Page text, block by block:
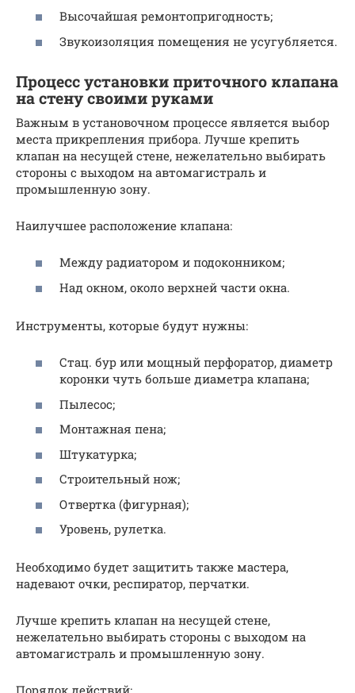
Высочайшая ремонтопригодность;
Звукоизоляция помещения не усугубляется.
Процесс установки приточного клапана
на стену своими руками
Важным в установочном процессе является выбор
места прикрепления прибора. Лучше крепить
клапан на несущей стене, нежелательно выбирать
стороны с выходом на автомагистраль и
промышленную зону.
Наилучшее расположение клапана:
Между радиатором и подоконником;
Над окном, около верхней части окна.
Инструменты, которые будут нужны:
Стац. бур или мощный перфоратор, диаметр
коронки чуть больше диаметра клапана;
Пылесос;
Монтажная пена;
Штукатурка;
Строительный нож;
Отвертка (фигурная);
Уровень, рулетка.
Необходимо будет защитить также мастера,
надевают очки, респиратор, перчатки.
Лучше крепить клапан на несущей стене,
нежелательно выбирать стороны с выходом на
автомагистраль и промышленную зону.